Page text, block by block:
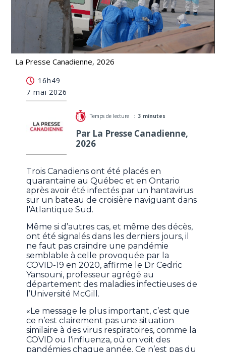
La Presse Canadienne, 2026
conséquences
16h49
7 mai 2026
Temps de lecture :3 minutes
Par La Presse Canadienne,
2026
Trois Canadiens ont été placés en
quarantaine au Québec et en Ontario
après avoir été infectés par un hantavirus
sur un bateau de croisière naviguant dans
l'Atlantique Sud.
Même si d’autres cas, et même des décès,
ont été signalés dans les derniers jours, il
ne faut pas craindre une pandémie
semblable à celle provoquée par la
COVID-19 en 2020, affirme le Dr Cedric
Yansouni, professeur agrégé au
département des maladies infectieuses de
l’Université McGill.
«Le message le plus important, c’est que
ce n’est clairement pas une situation
similaire à des virus respiratoires, comme la
COVID ou l'influenza, où on voit des
pandémies chaque année. Ce n’est pas du